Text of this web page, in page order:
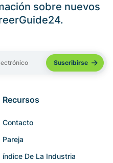
sobre nuevos
Recursos
Contacto
Pareja
índice De La Industria